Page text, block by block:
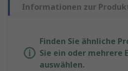
Informationen zur
Finden Sie ähnliche
Sie ein oder mehrere
auswählen.